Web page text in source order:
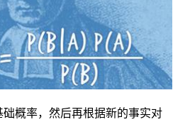
概率，然后再根据新的事实对